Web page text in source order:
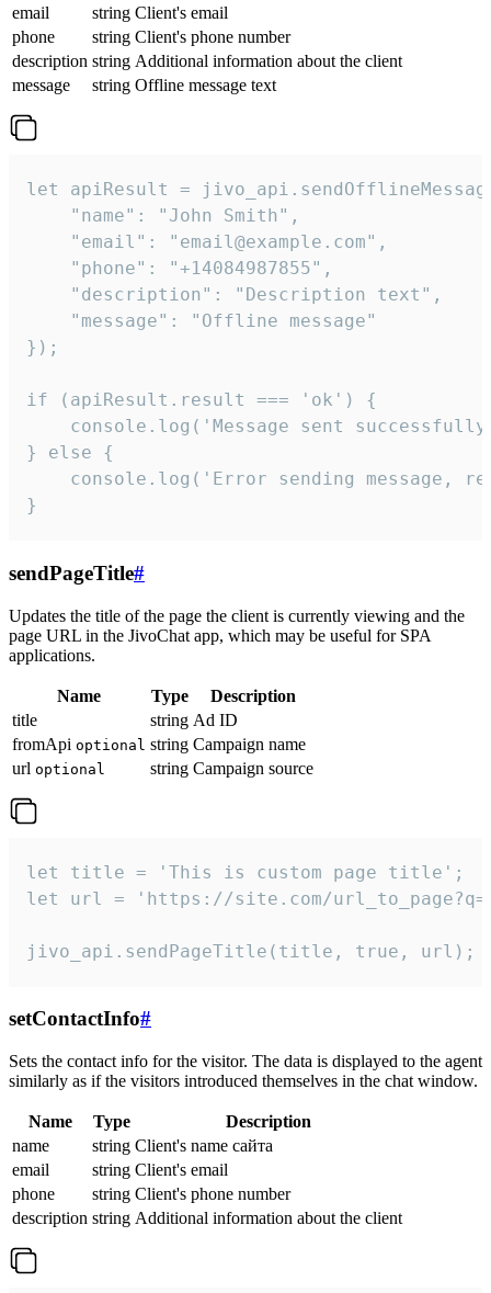
email
string Client's email
phone
string Client's phone number
description string Additional information about the client
message
string Offline message text
let apiResult =
    "name": "John Smith",
    "email": "email@example.com",
    "phone": "+14084987855",
    "description": "Description text",
    "message": "Offline message"
});
if (apiResult.result === 'ok') {
console.log('Message sent
} else {
console.log('Error sending message,
}
sendPageTitle#
Updates the title of the page the client is currently viewing and the
page URL in the JivoChat app, which may be useful for SPA
applications.
Name Type
Description
title
string Ad ID
fromApi optional string Campaign name
url optional string Campaign source
let title = 'This is custom page title';
let url = 'https://site.com/
jivo_api.sendPageTitle(title, true, url);
setContactInfo#
Sets the contact info for the visitor. The data is displayed to the agent
similarly as if the visitors introduced themselves in the chat window.
Name Type
Description
name
string Client's name сайта
email
string Client's email
phone
string Client's phone number
description string Additional information about the client